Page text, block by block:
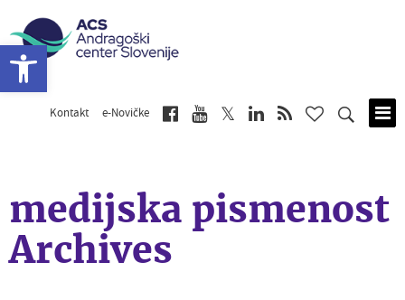
Kontakt e-Novičke
medijska pismenost
Archives
Open toolbar